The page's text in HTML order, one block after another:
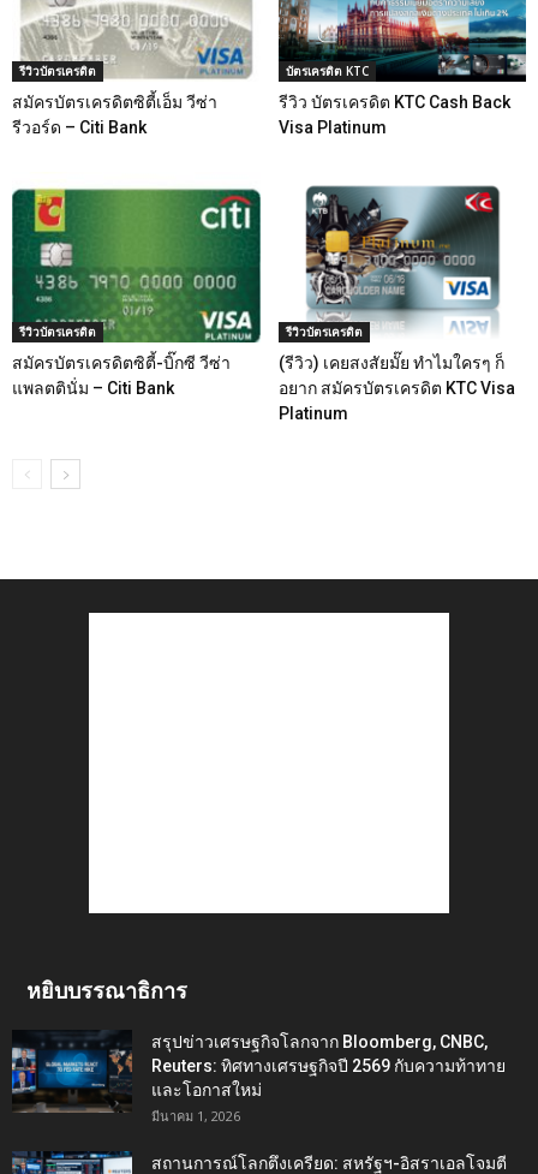
รีวิวบัตรเครดิต
สมัครบัตรเครดิตซิตี้เอ็ม วีซ่า
รีวอร์ด – Citi Bank
บัตรเครดิต KTC
รีวิว บัตรเครดิต KTC Cash Back
Visa Platinum
รีวิวบัตรเครดิต
สมัครบัตรเครดิตซิตี้-บิ๊กซี วีซ่า
แพลตตินั่ม – Citi Bank
รีวิวบัตรเครดิต
(รีวิว) เคยสงสัยมั๊ย ทำไมใครๆ ก็
อยาก สมัครบัตรเครดิต KTC Visa
Platinum
หยิบบรรณาธิการ
สรุปข่าวเศรษฐกิจโลกจาก Bloomberg, CNBC,
Reuters: ทิศทางเศรษฐกิจปี 2569 กับความท้าทาย
และโอกาสใหม่
มีนาคม 1, 2026
สถานการณ์โลกตึงเครียด: สหรัฐฯ-อิสราเอลโจมตี